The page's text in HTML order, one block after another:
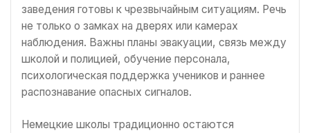
заведения готовы к чрезвычайным ситуациям. Речь
не только о замках на дверях или камерах
наблюдения. Важны планы эвакуации, связь между
школой и полицией, обучение персонала,
психологическая поддержка учеников и раннее
распознавание опасных сигналов.
Немецкие школы традиционно остаются